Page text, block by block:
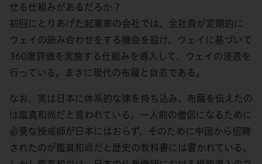
せる仕組みがあるだろか？
初回にとりあげた起業家の会社では、全社員が定期的に
ウェイの読み合わせをする機会を設け、ウェイに基づいて
360度評価を実施する仕組みを導入して、ウェイの浸透を
行っている。まさに現代の布薩と自恣である。
なお、実は日本に体系的な律を持ち込み、布薩を伝えたの
は鑑真和尚だと言われている。一人前の僧侶になるために
必要な授戒師が日本にはおらず、そのために中国から招聘
されたのが鑑真和尚だと歴史の教科書には書かれている。